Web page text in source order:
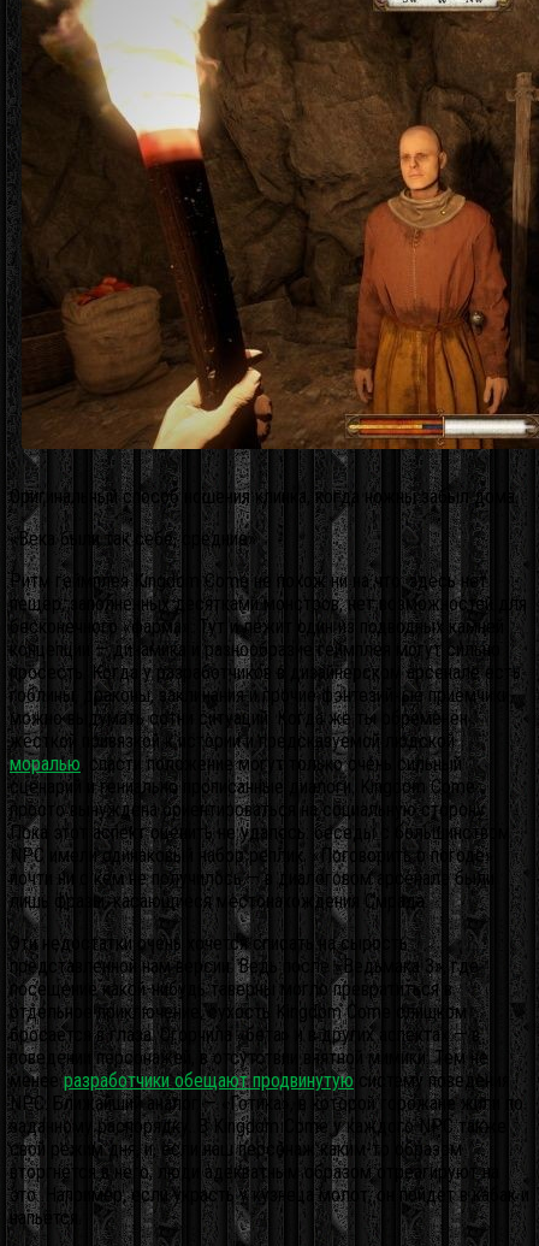
Оригинальный способ ношения клинка, когда ножны забыл дома.
«Века были так себе, средние»
Ритм геймплея Kingdom Come не похож ни на что: здесь нет
пещер, заполненных десятками монстров, нет возможностей для
бесконечного «фарма». Тут и лежит один из подводных камней
концепции — динамика и разнообразие геймплея могут сильно
просесть. Когда у разработчиков в дизайнерском арсенале есть
гоблины, драконы, заклинания и прочие фэнтезийные приёмчики,
можно выдумать сотни ситуаций. Когда же ты обременён
жёсткой привязкой к истории и предсказуемой людской
моралью , спасти положение могут только очень сильный
сценарий и гениально прописанные диалоги. Kingdom Come
просто вынуждена ориентироваться на социальную сторону.
Пока этот аспект оценить не удалось: беседы с большинством
NPC имели одинаковый набор реплик. «Поговорить о погоде»
почти ни с кем не получилось — в диалоговом арсенале были
лишь фразы, касающиеся местонахождения Смрада.
Эти недостатки очень хочется списать на сырость
представленной нам версии. Ведь после «Ведьмака 3», где
посещение какой-нибудь таверны могло превратиться в
отдельное приключение, сухость Kingdom Come слишком
бросается в глаза. Огорчила «бета» и в других аспектах — в
поведении персонажей, в отсутствии внятной мимики. Тем не
менееразработчики обещают продвинутую систему поведения
NPC. Ближайший аналог — «Готика», в которой горожане жили по
заданному распорядку. В Kingdom Come у каждого NPC также
свой режим дня, и, если наш персонаж каким-то образом
вторгнется в него, люди адекватным образом отреагируют на
это. Например, если украсть у кузнеца молот, он пойдёт в кабак и
напьётся.